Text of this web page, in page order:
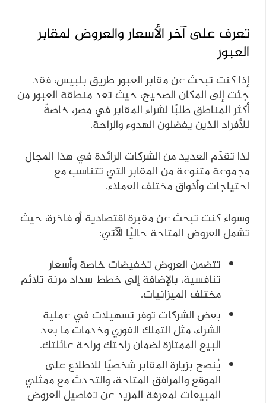
تعرف على آخر الأسعار والعروض لمقابر
العبور
إذا كنت تبحث عن مقابر العبور طريق بلبيس، فقد
جئت إلى المكان الصحيح، حيث تعد منطقة العبور من
أكثر المناطق طلبًا لشراء المقابر في مصر، خاصةً
للأفراد الذين يفضلون الهدوء والراحة.
لذا تقدّم العديد من الشركات الرائدة في هذا المجال
مجموعة متنوعة من المقابر التي تتناسب مع
احتياجات وأذواق مختلف العملاء.
وسواء كنت تبحث عن مقبرة اقتصادية أو فاخرة، حيث
تشمل العروض المتاحة حاليًا الآتي:
تتضمن العروض تخفيضات خاصة وأسعار
تنافسية، بالإضافة إلى خطط سداد مرنة تلائم
مختلف الميزانيات.
بعض الشركات توفر تسهيلات في عملية
الشراء، مثل التملك الفوري وخدمات ما بعد
البيع الممتازة لضمان راحتك وراحة عائلتك.
يُنصح بزيارة المقابر شخصيًا للاطلاع على
الموقع والمرافق المتاحة، والتحدث مع ممثلي
المبيعات لمعرفة المزيد عن تفاصيل العروض